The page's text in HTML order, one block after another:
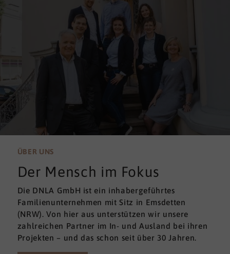
ÜBER UNS
Der Mensch im Fokus
Die DNLA GmbH ist ein inhabergeführtes
Familienunternehmen mit Sitz in Emsdetten
(NRW). Von hier aus unterstützen wir unsere
zahlreichen Partner im In- und Ausland bei ihren
Projekten – und das schon seit über 30 Jahren.